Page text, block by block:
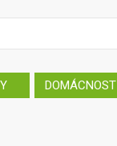
DOMÁCNOST